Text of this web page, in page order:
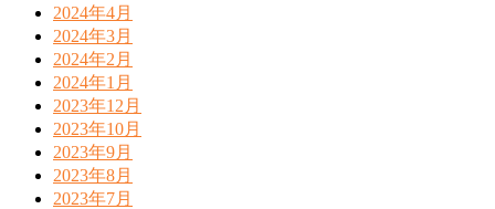
2024年4月
2024年3月
2024年2月
2024年1月
2023年12月
2023年10月
2023年9月
2023年8月
2023年7月